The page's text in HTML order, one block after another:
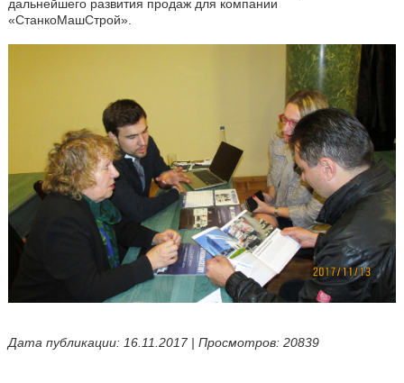
дальнейшего развития продаж для компании
«СтанкоМашСтрой».
Дата публикации: 16.11.2017 | Просмотров: 20839